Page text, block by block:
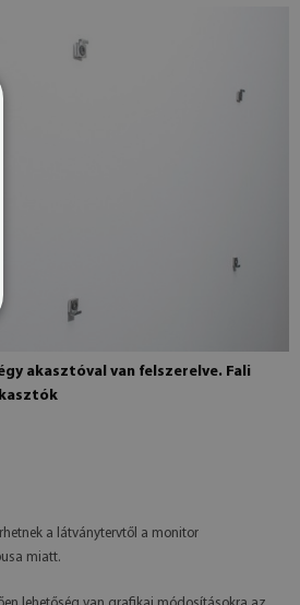
akasztóval van felszerelve. Fali
a látványtervtől a monitor
miatt.